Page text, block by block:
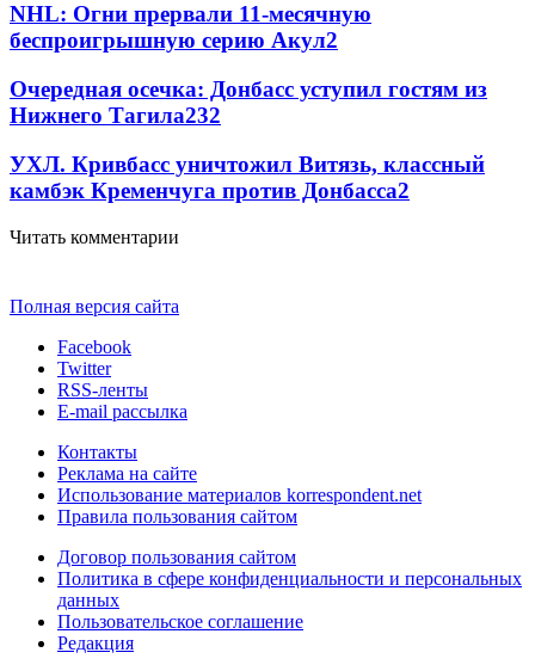
NHL: Огни прервали 11-месячную
беспроигрышную серию Акул2
Очередная осечка: Донбасс уступил гостям из
Нижнего Тагила232
УХЛ. Кривбасс уничтожил Витязь, классный
камбэк Кременчуга против Донбасса2
Читать комментарии
Полная версия сайта
Facebook
Twitter
RSS-ленты
E-mail рассылка
Контакты
Реклама на сайте
Использование материалов korrespondent.net
Правила пользования сайтом
Договор пользования сайтом
Политика в сфере конфиденциальности и персональных
данных
Пользовательское соглашение
Редакция